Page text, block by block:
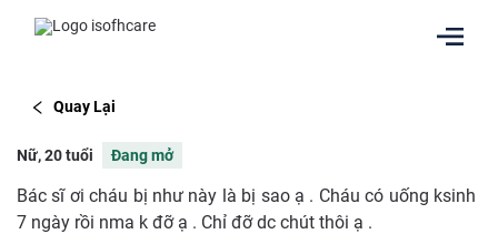
Quay Lại
Nữ, 20 tuổi Đang mở
Bác sĩ ơi cháu bị như này là bị sao ạ . Cháu có uống ksinh
7 ngày rồi nma k đỡ ạ . Chỉ đỡ dc chút thôi ạ .